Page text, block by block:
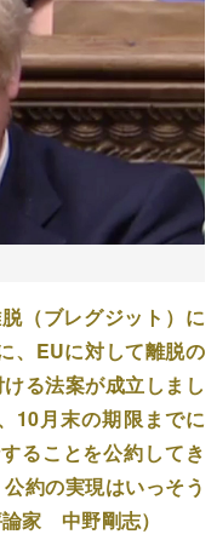
（ブレグジット）に
、EUに対して離脱の
る法案が成立しまし
10月末の期限までに
ることを公約してき
約の実現はいっそう
家 中野剛志）